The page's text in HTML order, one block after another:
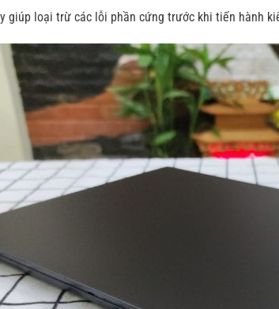
giúp loại trừ các lỗi phần cứng trước khi tiến hành